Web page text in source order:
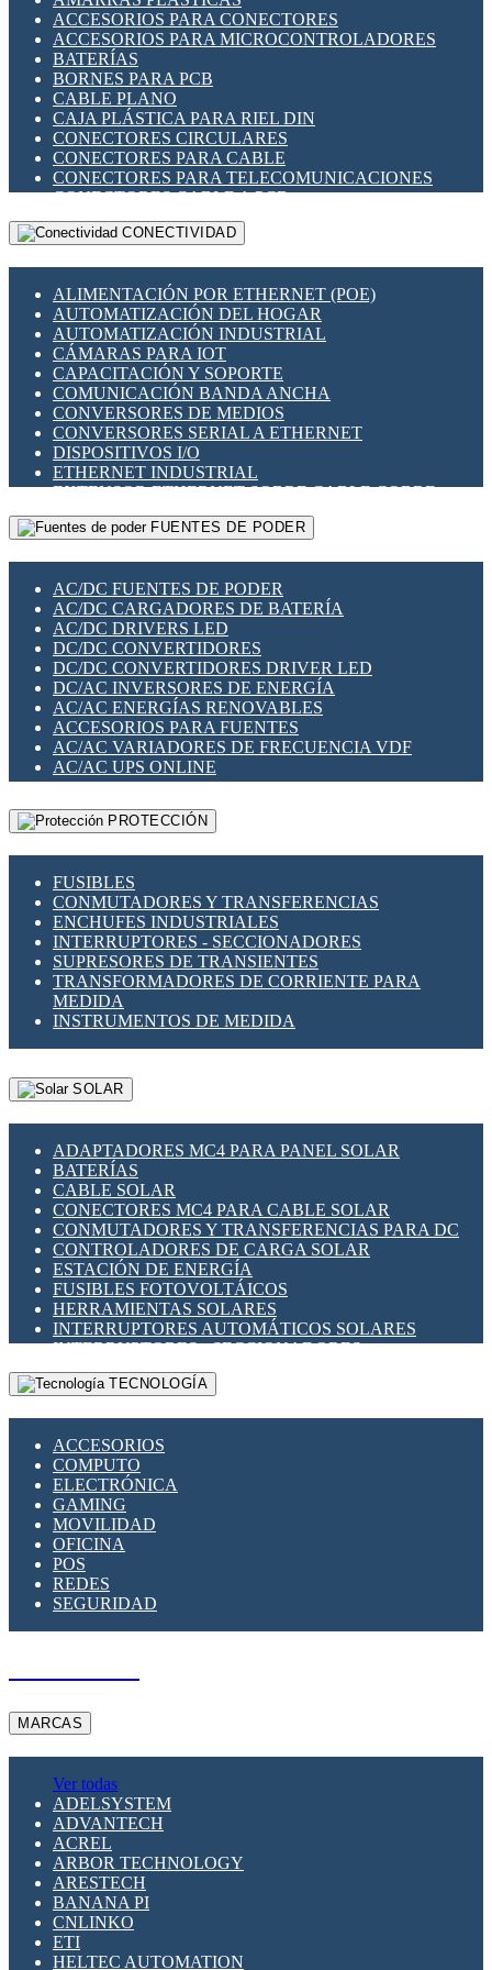
INDICADORES PARA PANEL
INTERFACES DE RELÉ
INTERRUPTORES FIN DE CARRERA
LLAVES CONMUTADORAS
MEDIDORES DE ENERGÍA Y TC'S DE CORRIENTE
MOTORES PASO A PASO
PANTALLAS HMI
PLC -CONTROLADORES LÓGICO PROGRAMABLES
PROGRAMADORES DE HORARIO
RELÉS DE PROTECCIÓN
SENSORES CAPACITIVOS
SENSORES INDUCTIVOS
TEMPORIZADORES
VARIACS
VARIADORES DE FRECUENCIA [VDF]
SECCIONADORES - INTERRUPTORES
MAQUINARIA
ACCESORIOS PARA CONECTORES
ACCESORIOS PARA MICROCONTROLADORES
BATERÍAS
BORNES PARA PCB
CABLE PLANO
CAJA PLÁSTICA PARA RIEL DIN
CONECTORES CIRCULARES
CONECTORES PARA CABLE
CONECTORES PARA TELECOMUNICACIONES
CONECTORES CABLE A PCB
CONECTORES PCB A CABLE
DIP SWITCHES
HERRAMIENTAS VARIAS
ILUMINACIÓN LED
INTERRUPTORES REED
INTERFACES DE RELÉ
OTROS RELÉS
PROTECCIÓN TÉRMICA
RELÉS AUTOMOTRICES
RELÉS DE SEÑAL
RELÉS DE ESTADO SÓLIDO SSR
RELÉS INDUSTRIALES
RELÉS MINIATURA DE POTENCIA
SENSORES MAGNÉTICOS
SWITCH Y MICROSWITCH
TARJETAS PI
UNIÓN Y DERIVACIÓN DE CABLE
CONECTIVIDAD
ALIMENTACIÓN POR ETHERNET (POE)
AUTOMATIZACIÓN DEL HOGAR
AUTOMATIZACIÓN INDUSTRIAL
CÁMARAS PARA IOT
CAPACITACIÓN Y SOPORTE
COMUNICACIÓN BANDA ANCHA
CONVERSORES DE MEDIOS
CONVERSORES SERIAL A ETHERNET
DISPOSITIVOS I/O
ETHERNET INDUSTRIAL
EXTENSOR ETHERNET SOBRE CABLE COBRE
GATEWAY LORAWAN
GESTIÓN DE REDES
PLACAS MODULARES IOT
SWITCHES Y REDES WIFI
SOLUCIONES IOT
SOLUCIONES LORAWAN
SOLUCIONES RED CELULAR
SEGURIDAD PARA REDES
SWITCHES LAN
TELEFONÍA IP (VOIP)
VIGILANCIA IP (CCTV)
MESHTASTIC
FUENTES DE PODER
AC/DC FUENTES DE PODER
AC/DC CARGADORES DE BATERÍA
AC/DC DRIVERS LED
DC/DC CONVERTIDORES
DC/DC CONVERTIDORES DRIVER LED
DC/AC INVERSORES DE ENERGÍA
AC/AC ENERGÍAS RENOVABLES
ACCESORIOS PARA FUENTES
AC/AC VARIADORES DE FRECUENCIA VDF
AC/AC UPS ONLINE
PROTECCIÓN
FUSIBLES
CONMUTADORES Y TRANSFERENCIAS
ENCHUFES INDUSTRIALES
INTERRUPTORES - SECCIONADORES
SUPRESORES DE TRANSIENTES
TRANSFORMADORES DE CORRIENTE PARA
MEDIDA
INSTRUMENTOS DE MEDIDA
SOLAR
ADAPTADORES MC4 PARA PANEL SOLAR
BATERÍAS
CABLE SOLAR
CONECTORES MC4 PARA CABLE SOLAR
CONMUTADORES Y TRANSFERENCIAS PARA DC
CONTROLADORES DE CARGA SOLAR
ESTACIÓN DE ENERGÍA
FUSIBLES FOTOVOLTÁICOS
HERRAMIENTAS SOLARES
INTERRUPTORES AUTOMÁTICOS SOLARES
INTERRUPTORES - SECCIONADORES
FOTOVOLTÁICOS
MONTAJE PANEL SOLAR
SUPRESOR DE TRANSIENTES SPDS PARA
APLICACIONES FOTOVOLTAICAS
TECNOLOGÍA
ACCESORIOS
COMPUTO
ELECTRÓNICA
GAMING
MOVILIDAD
OFICINA
POS
REDES
SEGURIDAD
MARCAS
Ver todas
ADELSYSTEM
ADVANTECH
ACREL
ARBOR TECHNOLOGY
ARESTECH
BANANA PI
CNLINKO
ETI
HELTEC AUTOMATION